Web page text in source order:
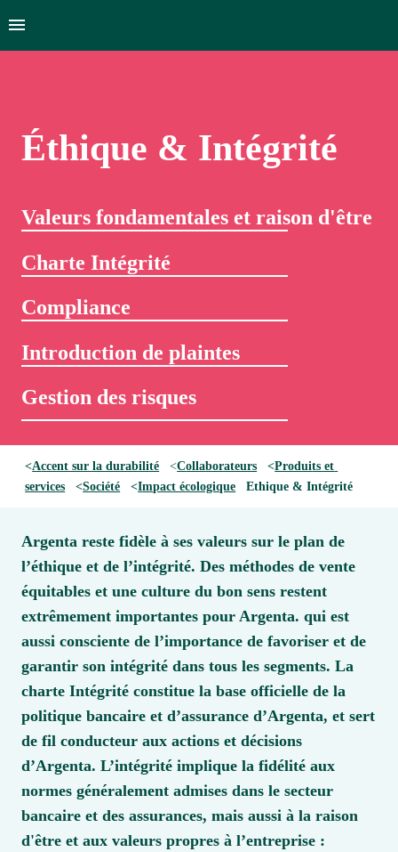
Éthique & Intégrité
Valeurs fondamentales et raison d'être
Charte Intégrité
Compliance
Introduction de plaintes
Gestion des risques
<Accent sur la durabilité
   <
Collaborateurs <Produits et
services
   <
Société
   <
Impact écologique
   Ethique & Intégrité
Argenta reste fidèle à ses valeurs sur le plan de
l’éthique et de l’intégrité. Des méthodes de vente
équitables et une culture du bon sens restent
extrêmement importantes pour Argenta. qui est
aussi consciente de l’importance de favoriser et de
garantir son intégrité dans tous les segments. La
charte Intégrité constitue la base officielle de la
politique bancaire et d’assurance d’Argenta, et sert
de fil conducteur aux actions et décisions
d’Argenta. L’intégrité implique la fidélité aux
normes généralement admises dans le secteur
bancaire et des assurances, mais aussi à la raison
d'être et aux valeurs propres à l’entreprise :